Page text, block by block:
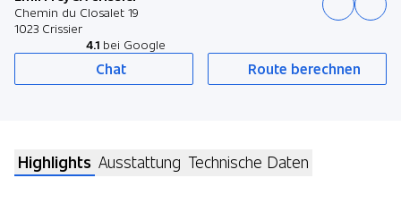
Chemin du Closalet 19
1023 Crissier
4.1 bei Google
Chat Route berechnen
Highlights Ausstattung Technische Daten